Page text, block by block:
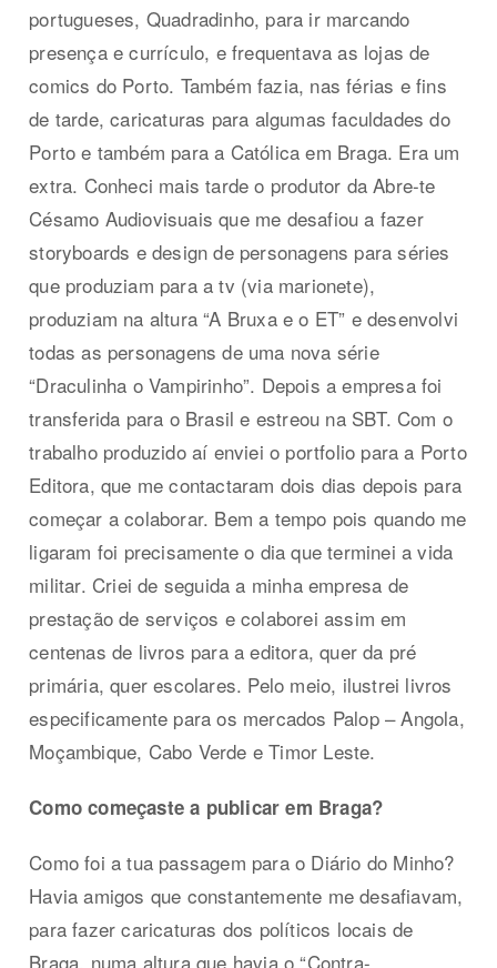
portugueses, Quadradinho, para ir marcando
presença e currículo, e frequentava as lojas de
comics do Porto. Também fazia, nas férias e fins
de tarde, caricaturas para algumas faculdades do
Porto e também para a Católica em Braga. Era um
extra. Conheci mais tarde o produtor da Abre-te
Césamo Audiovisuais que me desafiou a fazer
storyboards e design de personagens para séries
que produziam para a tv (via marionete),
produziam na altura “A Bruxa e o ET” e desenvolvi
todas as personagens de uma nova série
“Draculinha o Vampirinho”. Depois a empresa foi
transferida para o Brasil e estreou na SBT. Com o
trabalho produzido aí enviei o portfolio para a Porto
Editora, que me contactaram dois dias depois para
começar a colaborar. Bem a tempo pois quando me
ligaram foi precisamente o dia que terminei a vida
militar. Criei de seguida a minha empresa de
prestação de serviços e colaborei assim em
centenas de livros para a editora, quer da pré
primária, quer escolares. Pelo meio, ilustrei livros
especificamente para os mercados Palop – Angola,
Moçambique, Cabo Verde e Timor Leste.
Como começaste a publicar em Braga?
Como foi a tua passagem para o Diário do Minho?
Havia amigos que constantemente me desafiavam,
para fazer caricaturas dos políticos locais de
Braga, numa altura que havia o “Contra-